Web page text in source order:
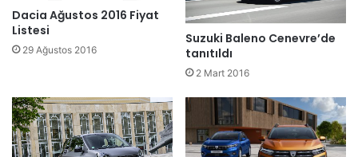
Dacia Ağustos 2016 Fiyat
Listesi
29 Ağustos 2016
Suzuki Baleno Cenevre’de
tanıtıldı
2 Mart 2016